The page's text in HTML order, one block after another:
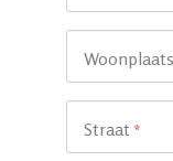
Woonplaats
Straat *